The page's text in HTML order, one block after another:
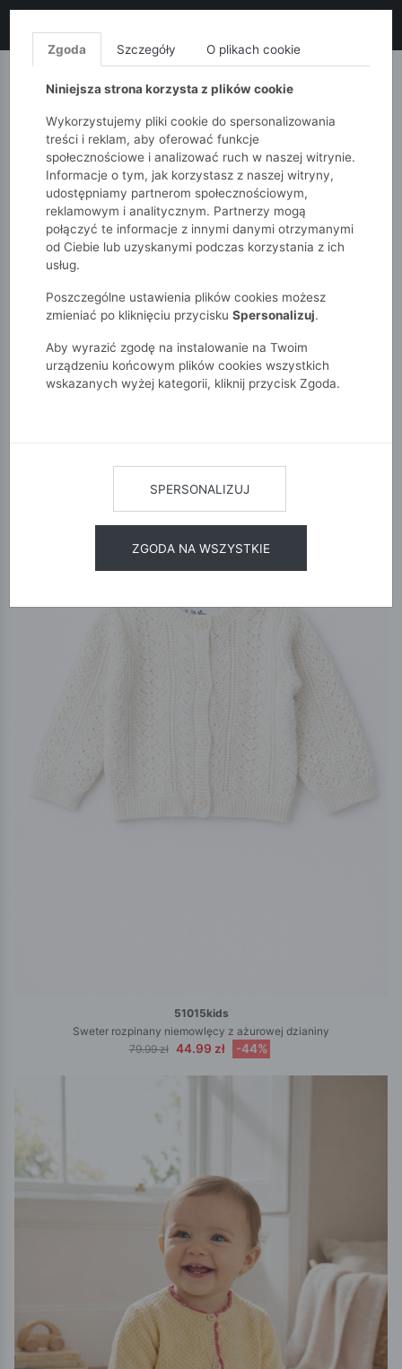
MONNARI QUIOSQUE
51015kids Niemowlak Dziewczynki Swetry
SWETRY
POKAŻ FILTRY
51015kids
Sweter rozpinany niemowlęcy z ażurowej dzianiny
79.99 zł 44.99 zł -44%
Zgoda Szczegóły O plikach cookie
Niniejsza strona korzysta z plików cookie
Wykorzystujemy pliki cookie do spersonalizowania
treści i reklam, aby oferować funkcje
społecznościowe i analizować ruch w naszej witrynie.
Informacje o tym, jak korzystasz z naszej witryny,
udostępniamy partnerom społecznościowym,
reklamowym i analitycznym. Partnerzy mogą
połączyć te informacje z innymi danymi otrzymanymi
od Ciebie lub uzyskanymi podczas korzystania z ich
usług.
Poszczególne ustawienia plików cookies możesz
zmieniać po kliknięciu przycisku Spersonalizuj.
Aby wyrazić zgodę na instalowanie na Twoim
urządzeniu końcowym plików cookies wszystkich
wskazanych wyżej kategorii, kliknij przycisk Zgoda.
SPERSONALIZUJ
ZGODA NA WSZYSTKIE